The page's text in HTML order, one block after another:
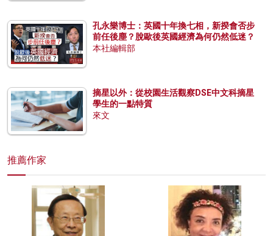
孔永樂博士：英國十年換七相，新揆會否步
前任後塵？脫歐後英國經濟為何仍然低迷？
本社編輯部
摘星以外：從校園生活觀察DSE中文科摘星
學生的一點特質
來文
推薦作家